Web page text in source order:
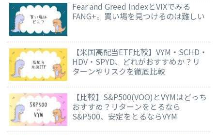
Fear and Greed IndexとVIXでみる
FANG+。買い場を見つけるのは難しい
【米国高配当ETF比較】VYM・SCHD・
HDV・SPYD、どれがおすすめか？リ
ターンやリスクを徹底比較
【比較】S&P500(VOO)とVYMはどっち
おすすめ？リターンをとるなら
S&P500、安定をとるならVYM